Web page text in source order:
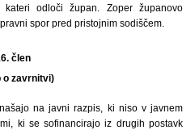
odloči župan. Zoper županovo
spor pred pristojnim sodiščem.
člen
o zavrnitvi)
na javni razpis, ki niso v javnem
ki se sofinancirajo iz drugih postavk